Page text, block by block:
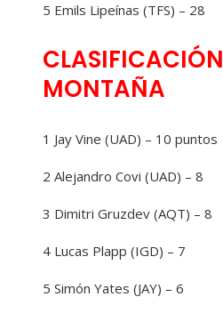
5 Emils Lipeínas (TFS) – 28
CLASIFICACIÓN
MONTAÑA
1 Jay Vine (UAD) – 10 puntos
2 Alejandro Covi (UAD) – 8
3 Dimitri Gruzdev (AQT) – 8
4 Lucas Plapp (IGD) – 7
5 Simón Yates (JAY) – 6